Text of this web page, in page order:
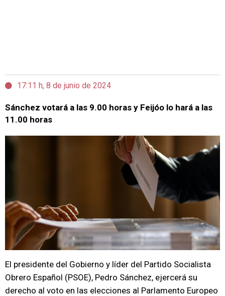
17:11 h, 8 de junio de 2024
Sánchez votará a las 9.00 horas y Feijóo lo hará a las
11.00 horas
El presidente del Gobierno y líder del Partido Socialista
Obrero Español (PSOE), Pedro Sánchez, ejercerá su
derecho al voto en las elecciones al Parlamento Europeo